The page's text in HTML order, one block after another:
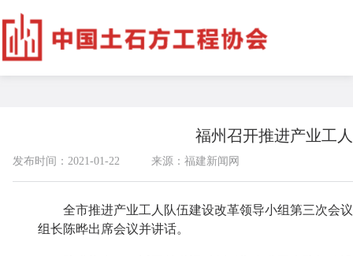
福州召开推进产业工
发布时间：2021-01-22 来源：福建新闻网
全市推进产业工人队伍建设改革领导小组第三次会议
组长陈晔出席会议并讲话。